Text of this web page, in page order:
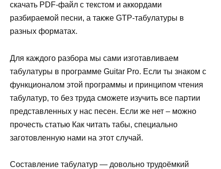
скачать PDF-файл с текстом и аккордами
разбираемой песни, а также GTP-табулатуры в
разных форматах.
Для каждого разбора мы сами изготавливаем
табулатуры в программе Guitar Pro. Если ты знаком с
функционалом этой программы и принципом чтения
табулатур, то без труда сможете изучить все партии
представленных у нас песен. Если же нет – можно
прочесть статью Как читать табы, специально
заготовленную нами на этот случай.
Составление табулатур — довольно трудоёмкий